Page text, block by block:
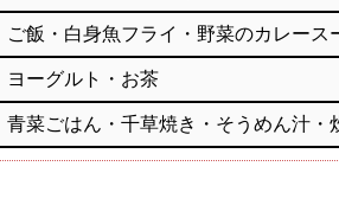
ご飯・白身魚フライ・野菜のカレー
ヨーグルト・お茶
青菜ごはん・千草焼き・そうめん汁・